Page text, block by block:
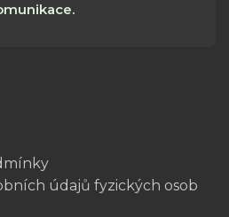
údajů fyzických osob